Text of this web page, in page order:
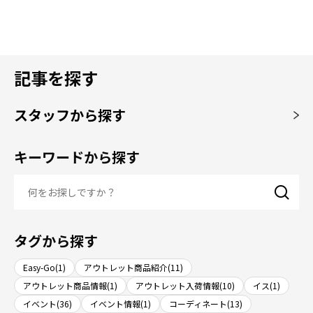
記事を探す
スタッフから探す
キーワードから探す
タグから探す
Easy-Go(1)
アウトレット商品紹介(11)
アウトレット商品情報(1)
アウトレット入荷情報(10)
イス(1)
イベント(36)
イベント情報(1) コーディネート(13)